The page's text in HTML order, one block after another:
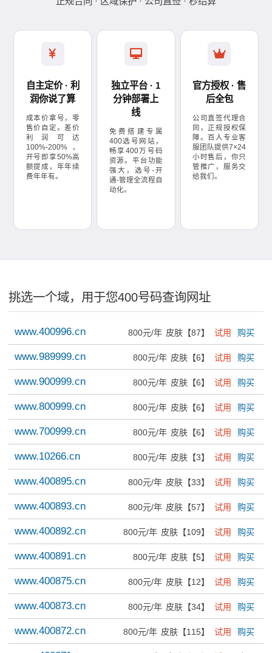
自主定价 · 利
润你说了算
成本价拿号，零
售价自定。差价
利润可达
100%-200%，
开号即享50%高
额提成，年年续
费年年有。
独立平台 · 1
分钟部署上
线
免费搭建专属
400选号网站，
畅享400万号码
资源。平台功能
强大，选号-开
通-管理全流程自
动化。
官方授权 · 售
后全包
公司直签代理合
同，正规授权保
障。百人专业客
服团队提供7×24
小时售后，你只
管推广，服务交
给我们。
挑选一个域，用于您400号码查询网址
www.400996.cn 800元/年 皮肤【87】 试用 购买
www.989999.cn 800元/年 皮肤【6】 试用 购买
www.900999.cn 800元/年 皮肤【6】 试用 购买
www.800999.cn 800元/年 皮肤【6】 试用 购买
www.700999.cn 800元/年 皮肤【6】 试用 购买
www.10266.cn 800元/年 皮肤【3】 试用 购买
www.400895.cn 800元/年 皮肤【33】 试用 购买
www.400893.cn 800元/年 皮肤【57】 试用 购买
www.400892.cn 800元/年 皮肤【109】 试用 购买
www.400891.cn 800元/年 皮肤【5】 试用 购买
www.400875.cn 800元/年 皮肤【12】 试用 购买
www.400873.cn 800元/年 皮肤【34】 试用 购买
www.400872.cn 800元/年 皮肤【115】 试用 购买